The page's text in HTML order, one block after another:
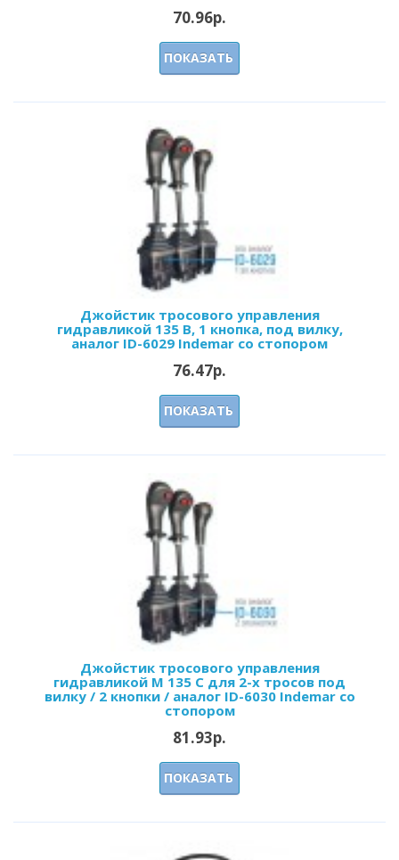
70.96р.
ПОКАЗАТЬ
Джойстик тросового управления
гидравликой 135 В, 1 кнопка, под вилку,
аналог ID-6029 Indemar со стопором
76.47р.
ПОКАЗАТЬ
Джойстик тросового управления
гидравликой M 135 С для 2-х тросов под
вилку / 2 кнопки / аналог ID-6030 Indemar со
стопором
81.93р.
ПОКАЗАТЬ